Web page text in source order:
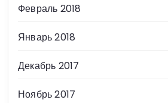
Февраль 2018
Январь 2018
Декабрь 2017
Ноябрь 2017